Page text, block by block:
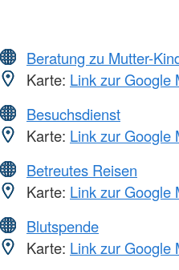
Beratung zu Mutter-
Karte: Link zur Google
Besuchsdienst
Karte: Link zur Google
Betreutes Reisen
Karte: Link zur Google
Blutspende
Karte: Link zur Google